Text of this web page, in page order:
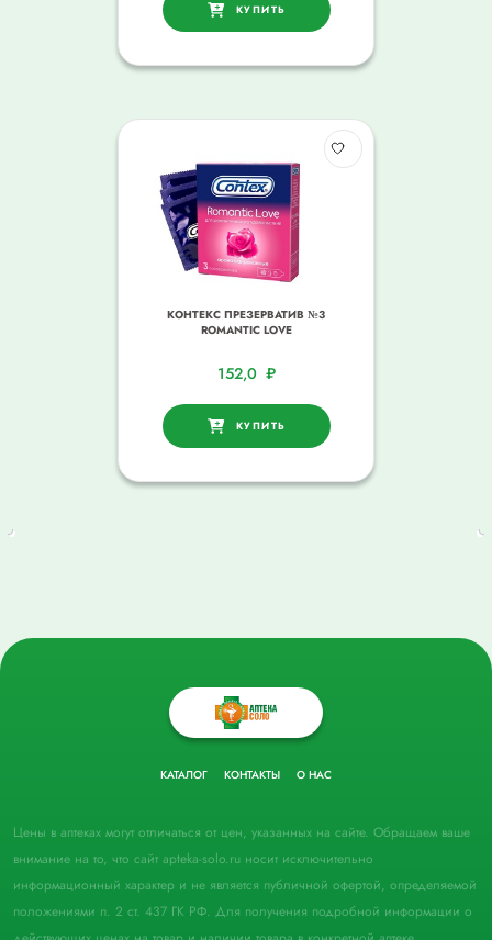
КУПИТЬ
КОНТЕКС ПРЕЗЕРВАТИВ №3
ROMANTIC LOVЕ
152,0 ₽
КУПИТЬ
КАТАЛОГ КОНТАКТЫ О НАС
Цены в аптеках могут отличаться от цен, указанных на сайте. Обращаем ваше
внимание на то, что сайт apteka-solo.ru носит исключительно
информационный характер и не является публичной офертой, определяемой
положениями п. 2 ст. 437 ГК РФ. Для получения подробной информации о